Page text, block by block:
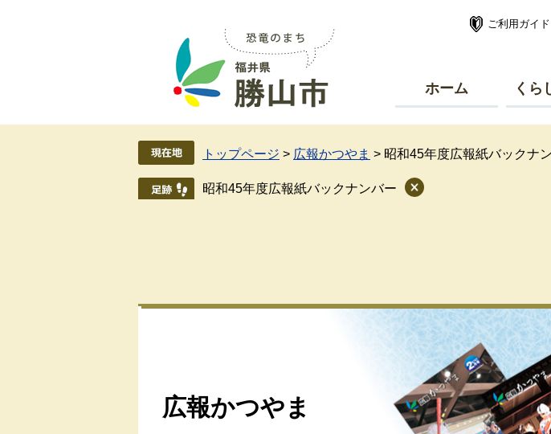
で
ば
ご利用ガイド
ホーム くら
トップページ > 広報かつやま > 昭和45年度広報紙バックナ
昭和45年度広報紙バックナンバー
広報かつやま